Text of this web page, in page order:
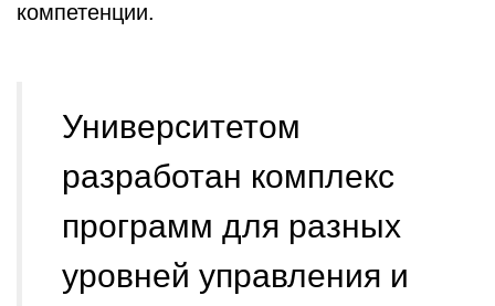
компетенции.
Университетом
разработан комплекс
программ для разных
уровней управления и